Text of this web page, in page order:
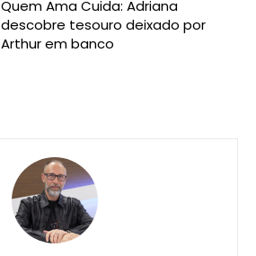
Quem Ama Cuida: Adriana
descobre tesouro deixado por
Arthur em banco